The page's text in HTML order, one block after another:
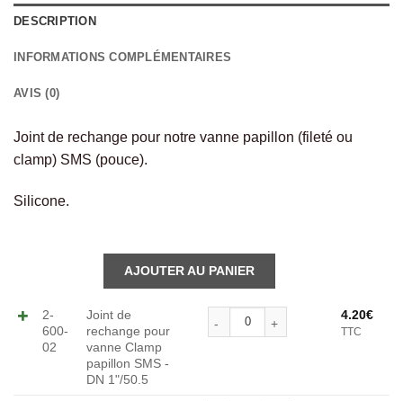
DESCRIPTION
INFORMATIONS COMPLÉMENTAIRES
AVIS (0)
Joint de rechange pour notre vanne papillon (fileté ou
clamp) SMS (pouce).
Silicone.
2-
600-
02
Joint de
rechange pour
vanne Clamp
papillon SMS -
DN 1"/50.5
quantité de Joint de
4.20€
TTC